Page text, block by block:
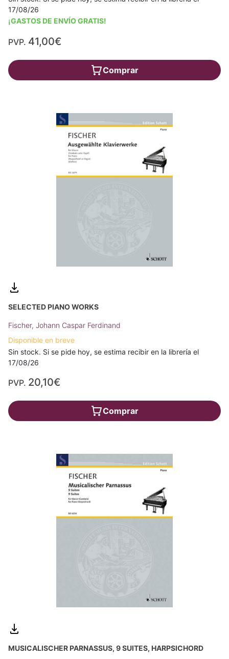
17/08/26
¡GASTOS DE ENVÍO GRATIS!
PVP. 41,00€
Comprar
SELECTED PIANO WORKS
Fischer, Johann Caspar Ferdinand
Disponible en breve
Sin stock. Si se pide hoy, se estima recibir en la librería el
17/08/26
PVP. 20,10€
Comprar
MUSICALISCHER PARNASSUS, 9 SUITES, HARPSICHORD